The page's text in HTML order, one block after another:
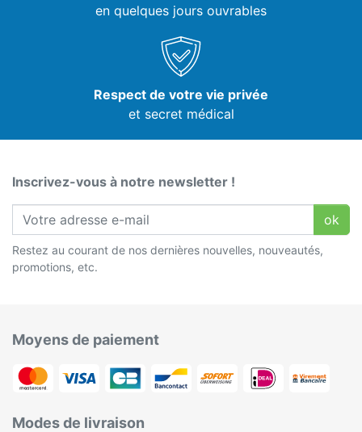
en quelques jours ouvrables
Respect de votre vie privée
et secret médical
Inscrivez-vous à notre newsletter !
ok
Restez au courant de nos dernières nouvelles, nouveautés,
promotions, etc.
Moyens de paiement
Modes de livraison